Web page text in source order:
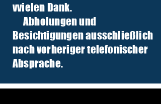
vvielen Dank.
Abholungen und
Besichtigungen ausschließlich
nach vorheriger telefonischer
Absprache.